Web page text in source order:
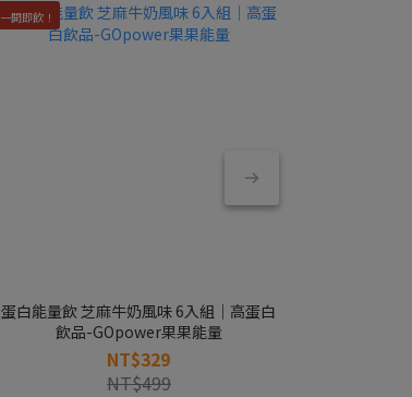
一開即飲！
蛋白能量飲 芝麻牛奶風味 6入組｜高蛋白
飲品-GOpower果果能量
NT$329
NT$499